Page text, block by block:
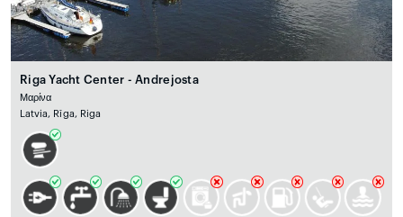
Riga Yacht Center - Andrejosta
Μαρίνα
Latvia, Rīga, Riga